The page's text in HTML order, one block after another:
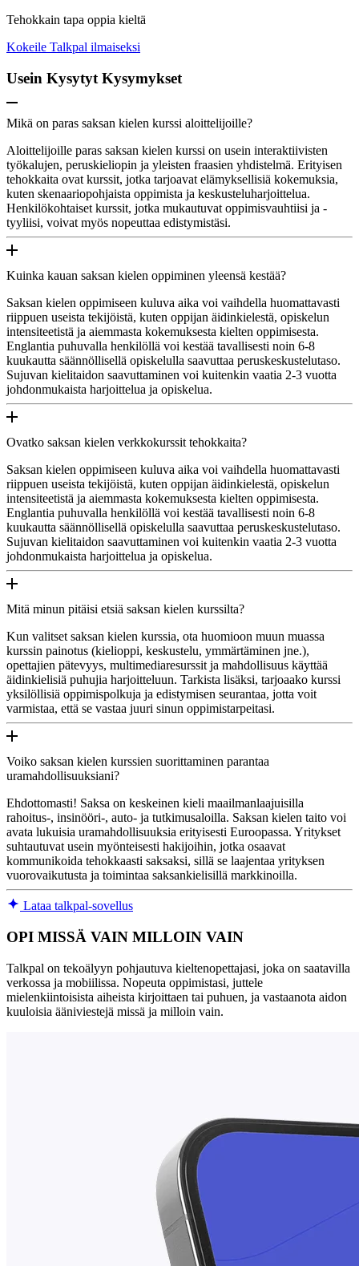
Tehokkain tapa oppia kieltä
Kokeile Talkpal ilmaiseksi
Usein Kysytyt Kysymykset
Mikä on paras saksan kielen kurssi aloittelijoille?
Aloittelijoille paras saksan kielen kurssi on usein interaktiivisten
työkalujen, peruskieliopin ja yleisten fraasien yhdistelmä. Erityisen
tehokkaita ovat kurssit, jotka tarjoavat elämyksellisiä kokemuksia,
kuten skenaariopohjaista oppimista ja keskusteluharjoittelua.
Henkilökohtaiset kurssit, jotka mukautuvat oppimisvauhtiisi ja -
tyyliisi, voivat myös nopeuttaa edistymistäsi.
Kuinka kauan saksan kielen oppiminen yleensä kestää?
Saksan kielen oppimiseen kuluva aika voi vaihdella huomattavasti
riippuen useista tekijöistä, kuten oppijan äidinkielestä, opiskelun
intensiteetistä ja aiemmasta kokemuksesta kielten oppimisesta.
Englantia puhuvalla henkilöllä voi kestää tavallisesti noin 6-8
kuukautta säännöllisellä opiskelulla saavuttaa peruskeskustelutaso.
Sujuvan kielitaidon saavuttaminen voi kuitenkin vaatia 2-3 vuotta
johdonmukaista harjoittelua ja opiskelua.
Ovatko saksan kielen verkkokurssit tehokkaita?
Saksan kielen oppimiseen kuluva aika voi vaihdella huomattavasti
riippuen useista tekijöistä, kuten oppijan äidinkielestä, opiskelun
intensiteetistä ja aiemmasta kokemuksesta kielten oppimisesta.
Englantia puhuvalla henkilöllä voi kestää tavallisesti noin 6-8
kuukautta säännöllisellä opiskelulla saavuttaa peruskeskustelutaso.
Sujuvan kielitaidon saavuttaminen voi kuitenkin vaatia 2-3 vuotta
johdonmukaista harjoittelua ja opiskelua.
Mitä minun pitäisi etsiä saksan kielen kurssilta?
Kun valitset saksan kielen kurssia, ota huomioon muun muassa
kurssin painotus (kielioppi, keskustelu, ymmärtäminen jne.),
opettajien pätevyys, multimediaresurssit ja mahdollisuus käyttää
äidinkielisiä puhujia harjoitteluun. Tarkista lisäksi, tarjoaako kurssi
yksilöllisiä oppimispolkuja ja edistymisen seurantaa, jotta voit
varmistaa, että se vastaa juuri sinun oppimistarpeitasi.
Voiko saksan kielen kurssien suorittaminen parantaa
uramahdollisuuksiani?
Ehdottomasti! Saksa on keskeinen kieli maailmanlaajuisilla
rahoitus-, insinööri-, auto- ja tutkimusaloilla. Saksan kielen taito voi
avata lukuisia uramahdollisuuksia erityisesti Euroopassa. Yritykset
suhtautuvat usein myönteisesti hakijoihin, jotka osaavat
kommunikoida tehokkaasti saksaksi, sillä se laajentaa yrityksen
vuorovaikutusta ja toimintaa saksankielisillä markkinoilla.
Lataa talkpal-sovellus
OPI MISSÄ VAIN MILLOIN VAIN
Talkpal on tekoälyyn pohjautuva kieltenopettajasi, joka on saatavilla
verkossa ja mobiilissa. Nopeuta oppimistasi, juttele
mielenkiintoisista aiheista kirjoittaen tai puhuen, ja vastaanota aidon
kuuloisia ääniviestejä missä ja milloin vain.